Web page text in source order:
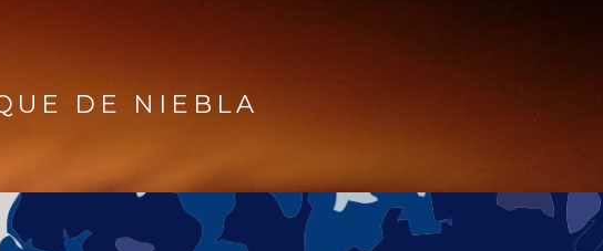
DE NIEBLA